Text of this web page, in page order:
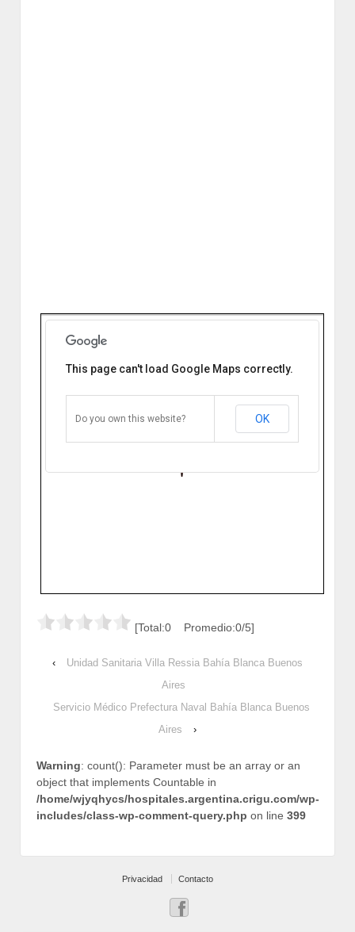
Nacional del Sur Bahía Blanca
López Frances 850 B8000IDD Bahía
Blanca, Buenos Aires, Argentina
This page can't load Google Maps correctly.
Do you own this website? OK
[Total:0 Promedio:0/5]
‹
Unidad Sanitaria Villa Ressia Bahía Blanca Buenos
Aires
Servicio Médico Prefectura Naval Bahía Blanca Buenos
Aires
›
Warning: count(): Parameter must be an array or an
object that implements Countable in
/home/wjyqhycs/hospitales.argentina.crigu.com/wp-
includes/class-wp-comment-query.php on line 399
Privacidad Contacto